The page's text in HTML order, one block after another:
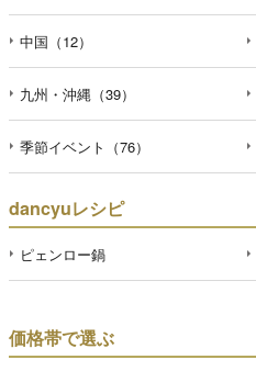
中国（12）
九州・沖縄（39）
季節イベント（76）
dancyuレシピ
ピェンロー鍋
価格帯で選ぶ